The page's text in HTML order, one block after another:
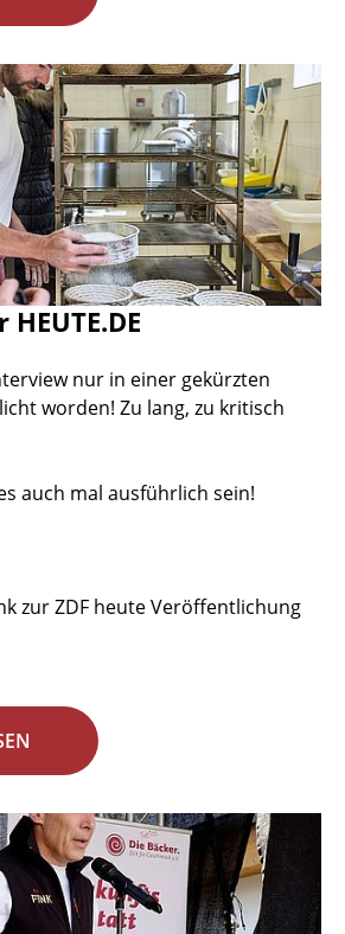
nur in einer gekürzten
worden! Zu lang, zu kritisch
auch mal ausführlich sein!
zur ZDF heute Veröffentlichung